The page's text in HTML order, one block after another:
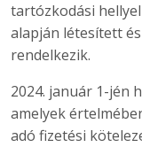
tartózkodási
alapján létesített
rendelkezik.
2024. január 1-jén
amelyek
adó fizetési